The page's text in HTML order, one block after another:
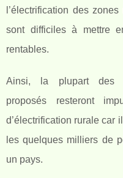
l’électrification des
sont difficiles à mettre
rentables.
Ainsi, la plupart des
proposés resteront
d’électrification rurale car
les quelques milliers de
un pays.